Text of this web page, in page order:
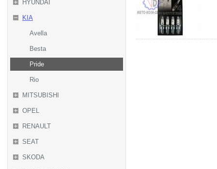
HYUNDAI
KIA
Avella
Besta
Pride
Rio
MITSUBISHI
OPEL
RENAULT
SEAT
SKODA